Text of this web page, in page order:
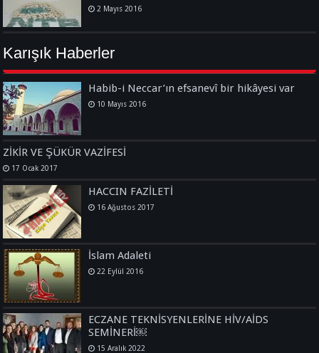
2 Mayıs 2016
Karışık Haberler
Habib-i Neccar’ın efsanevî bir hikâyesi var
10 Mayıs 2016
ZİKİR VE ŞÜKÜR VAZİFESİ
17 Ocak 2017
HACCIN FAZİLETİ
16 Ağustos 2017
İslam Adaleti
22 Eylül 2016
ECZANE TEKNİSYENLERİNE HİV/AİDS
SEMİNERİ￼
15 Aralık 2022